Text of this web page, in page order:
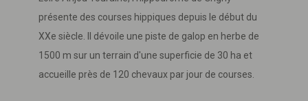
présente des courses hippiques depuis le début du
XXe siècle. Il dévoile une piste de galop en herbe de
1500 m sur un terrain d'une superficie de 30 ha et
accueille près de 120 chevaux par jour de courses.